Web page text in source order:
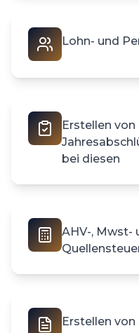
Lohn- und
Erstellen
bei diesen
AHV-, Mwst-
Erstellen